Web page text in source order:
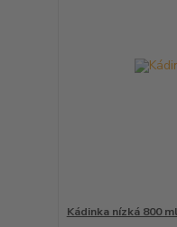
Kádinka nízká 800 ml